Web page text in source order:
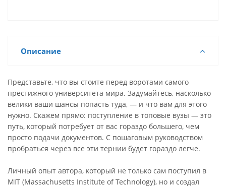
Описание
Представьте, что вы стоите перед воротами самого
престижного университета мира. Задумайтесь, насколько
велики ваши шансы попасть туда, — и что вам для этого
нужно. Скажем прямо: поступление в топовые вузы — это
путь, который потребует от вас гораздо большего, чем
просто подачи документов. С пошаговым руководством
пробраться через все эти тернии будет гораздо легче.
Личный опыт автора, который не только сам поступил в
MIT (Massachusetts Institute of Technology), но и создал